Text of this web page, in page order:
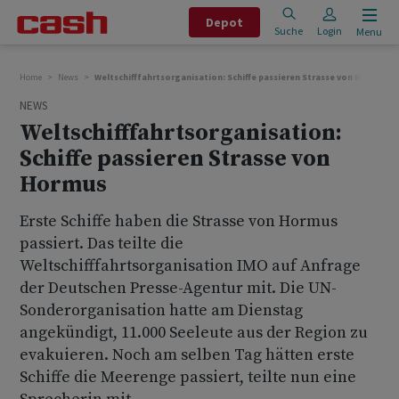
Depot
Suche Login Menu
Home News Weltschifffahrtsorganisation: Schiffe passieren Strasse von Hormus
NEWS
Weltschifffahrtsorganisation:
Schiffe passieren Strasse von
Hormus
Erste Schiffe haben die Strasse von Hormus
passiert. Das teilte die
Weltschifffahrtsorganisation IMO auf Anfrage
der Deutschen Presse-Agentur mit. Die UN-
Sonderorganisation hatte am Dienstag
angekündigt, 11.000 Seeleute aus der Region zu
evakuieren. Noch am selben Tag hätten erste
Schiffe die Meerenge passiert, teilte nun eine